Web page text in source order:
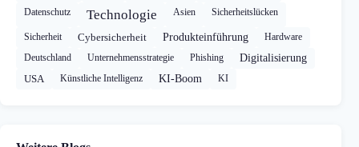
Datenschutz
Technologie Asien Sicherheitslücken
Sicherheit Cybersicherheit Produkteinführung
Hardware
Deutschland
Unternehmensstrategie Phishing
Digitalisierung
USA
Künstliche Intelligenz KI-Boom KI